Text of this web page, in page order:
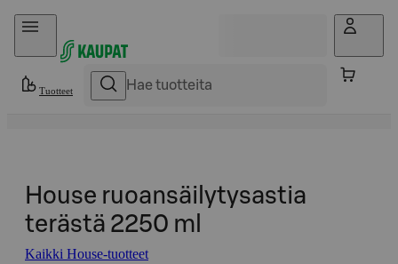
Hyppää sisältöön
Tuotteet
House ruoansäilytysastia
terästä 2250 ml
Kaikki House-tuotteet